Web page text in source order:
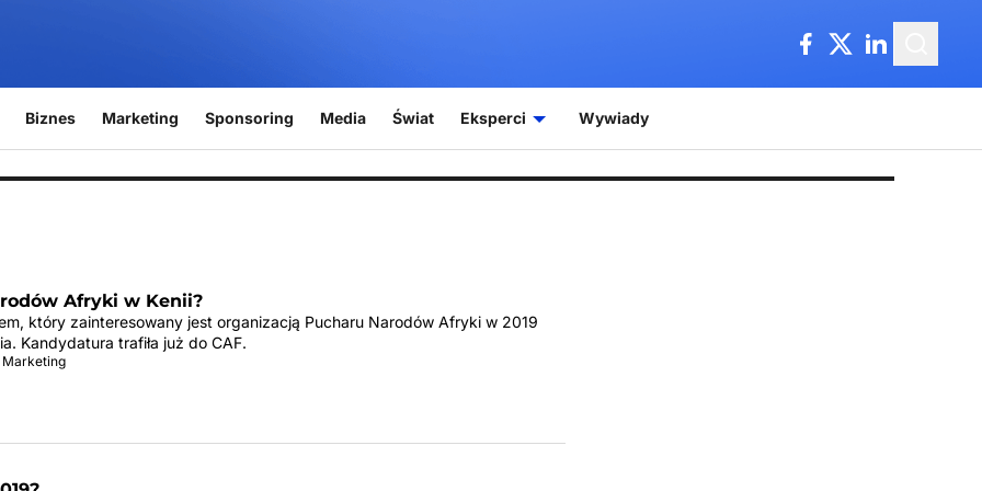
Biznes Marketing Sponsoring Media Świat Eksperci Wywiady
Afryki w Kenii?
który zainteresowany jest organizacją Pucharu Narodów Afryki w 2019
Kandydatura trafiła już do CAF.
Marketing